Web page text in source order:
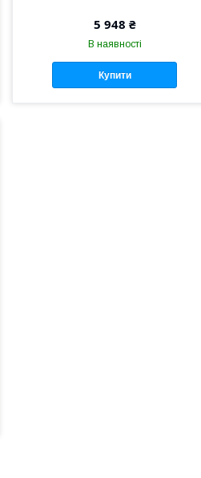
5 948 ₴
В наявності
Купити